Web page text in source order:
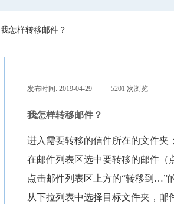
我怎样转移邮件？
发布时间: 2019-04-29 5201 次浏览
我怎样转移邮件？
进入需要转移的信件所在的文件夹
在邮件列表区选中要转移的邮件（
点击邮件列表区上方的“转移到…”
从下拉列表中选择目标文件夹，邮